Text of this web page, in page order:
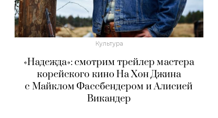
Культура
«Надежда»: смотрим трейлер мастера
корейского кино На Хон Джина
с Майклом Фассбендером и Алисией
Викандер